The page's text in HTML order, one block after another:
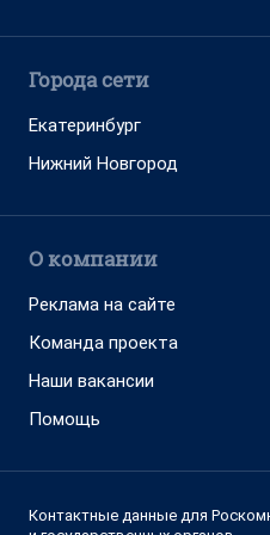
Города сети
Екатеринбург
Нижний Новгород
О компании
Реклама на сайте
Команда проекта
Наши вакансии
Помощь
Контактные данные для